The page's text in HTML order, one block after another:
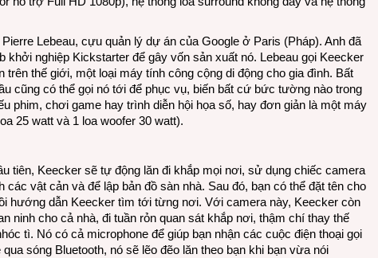
lăn
trong
nhà
phục
vụ
Lebeau, cựu quản lý dự án của Google ở Paris (Pháp). Anh đã
khởi nghiệp Kickstarter để gây vốn sản xuất nó. Lebeau gọi Keecker
trên thế giới, một loại máy tính công cộng di động cho gia đình. Bất
cũng có thể gọi nó tới để phục vụ, biến bất cứ bức tường nào trong
phim, chơi game hay trình diễn hội họa số, hay đơn giản là một máy
25 watt và 1 loa woofer 30 watt).
tiên, Keecker sẽ tự động lăn đi khắp mọi nơi, sử dụng chiếc camera
các vật cản và để lập bản đồ sàn nhà. Sau đó, bạn có thể đặt tên cho
hướng dẫn Keecker tìm tới từng nơi. Với camera này, Keecker còn
ninh cho cả nhà, đi tuần rỏn quan sát khắp nơi, thậm chí thay thế
tì. Nó có cả microphone để giúp bạn nhận các cuộc điện thoại gọi
sóng Bluetooth, nó sẽ lẽo đẽo lăn theo bạn khi bạn vừa nói